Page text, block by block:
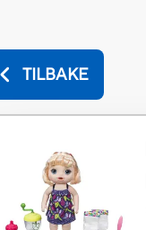
TILBAKE